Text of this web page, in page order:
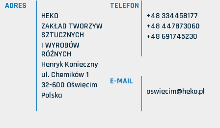
ADRES
HEKO
ZAKŁAD TWORZYW
SZTUCZNYCH
I WYROBÓW
RÓŻNYCH
Henryk Konieczny
ul. Chemików 1
32-600 Oświęcim
Polska
TELEFON
+48 334458177
+48 447873060
+48 691745230
E-MAIL
oswiecim@heko.pl